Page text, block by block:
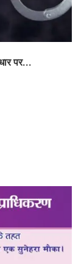
पर...